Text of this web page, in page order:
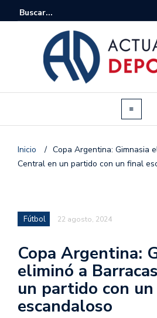
Inicio / Copa Argentina: Gimnasia
Central en un partido con un final
Fútbol 22 agosto, 2024
Copa Argentina:
eliminó a
un partido con
escandaloso